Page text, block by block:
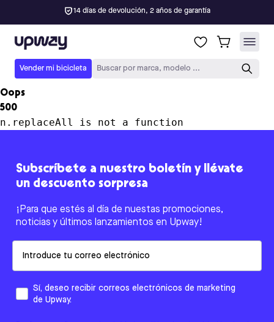
14 días de devolución, 2 años de garantía
Upway
Vender mi bicicleta Buscar por marca, modelo ...
Oops
500
n.replaceAll is not a function
Subscríbete a nuestro boletín y llévate
un descuento sorpresa
¡Para que estés al día de nuestas promociones,
noticias y últimos lanzamientos en Upway!
Sí, deseo recibir correos electrónicos de marketing
de Upway.